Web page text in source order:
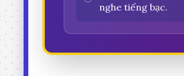
nghe tiếng bạc.